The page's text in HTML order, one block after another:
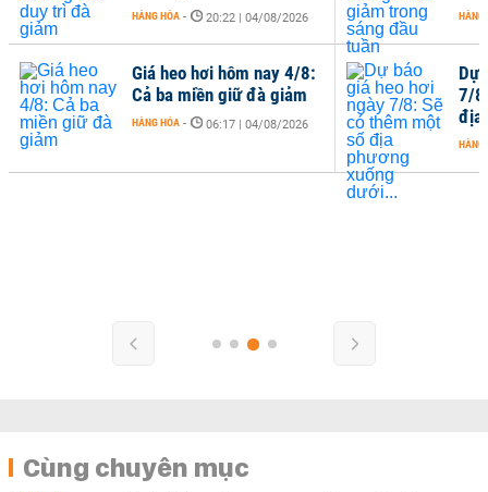
Dự
7/
địa
HÀNG
HÀNG HÓA - 20:22 | 04/08/2026
Giá heo hơi hôm nay 4/8:
Cả ba miền giữ đà giảm
HÀNG HÓA - 06:17 | 04/08/2026
HÀNG
Cùng chuyên mục